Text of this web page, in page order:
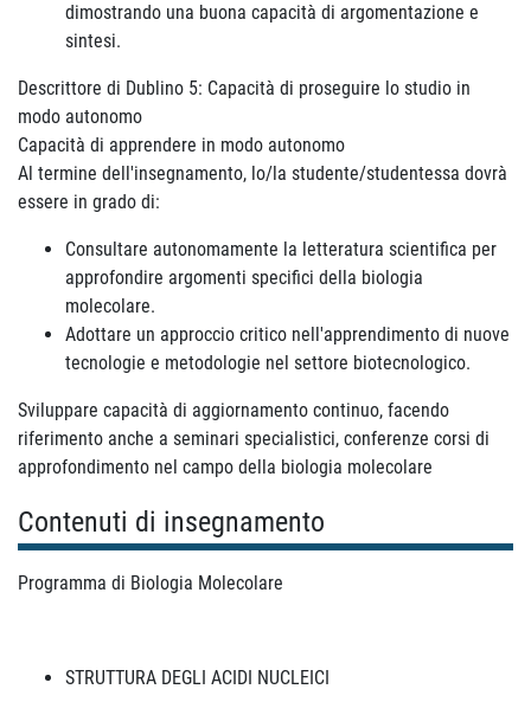
dimostrando una buona capacità di argomentazione e
sintesi.
Descrittore di Dublino 5: Capacità di proseguire lo studio in
modo autonomo
Capacità di apprendere in modo autonomo
Al termine dell'insegnamento, lo/la studente/studentessa dovrà
essere in grado di:
Consultare autonomamente la letteratura scientifica per
approfondire argomenti specifici della biologia
molecolare.
Adottare un approccio critico nell'apprendimento di nuove
tecnologie e metodologie nel settore biotecnologico.
Sviluppare capacità di aggiornamento continuo, facendo
riferimento anche a seminari specialistici, conferenze corsi di
approfondimento nel campo della biologia molecolare
Contenuti di insegnamento
Programma di Biologia Molecolare
STRUTTURA DEGLI ACIDI NUCLEICI